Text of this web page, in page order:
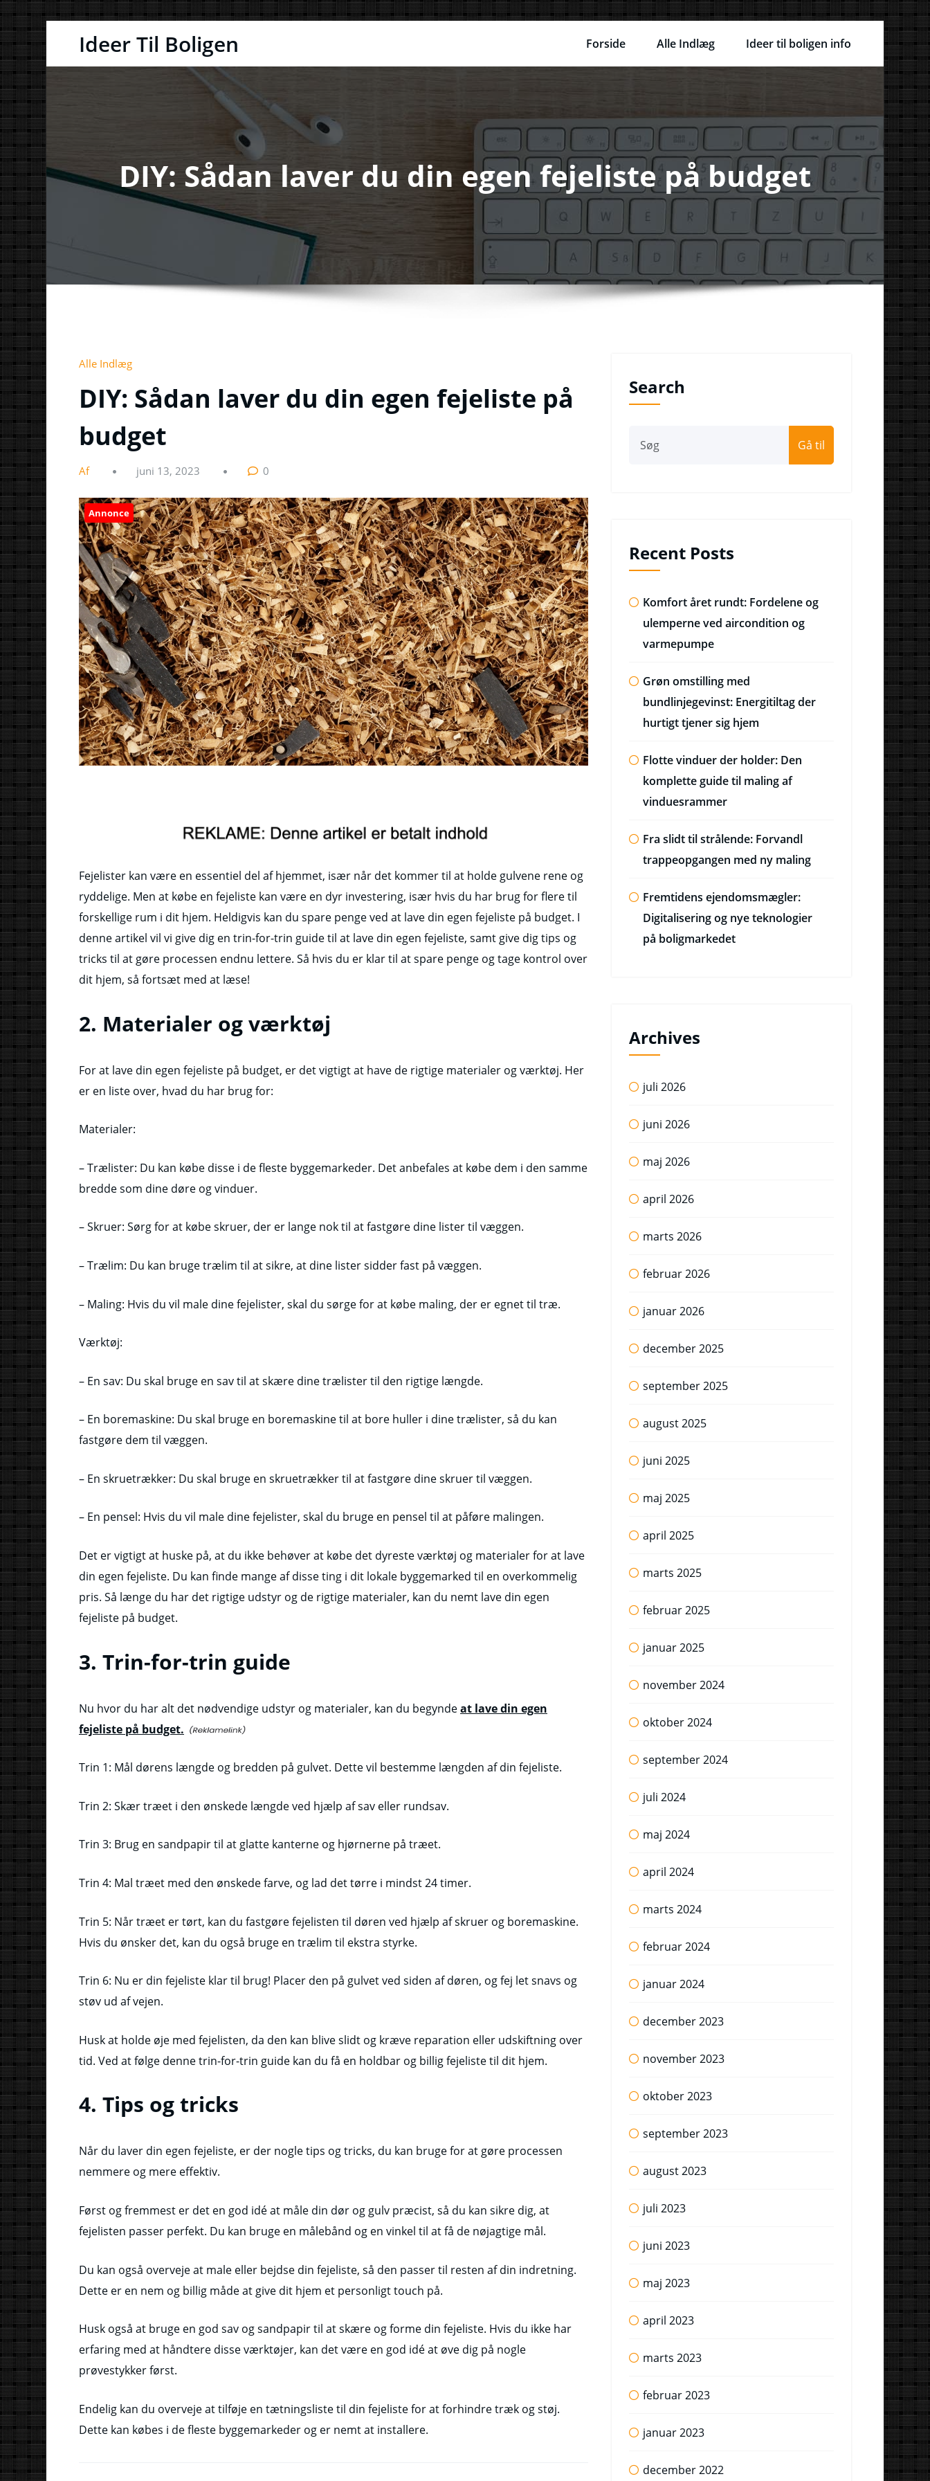
Ideer Til Boligen Forside Alle Indlæg Ideer til boligen info
DIY: Sådan laver du din egen fejeliste på budget
Alle Indlæg
DIY: Sådan laver du din egen fejeliste på
budget
Af juni 13, 2023 0
Annonce
Fejelister kan være en essentiel del af hjemmet, især når det kommer til at holde gulvene rene og
ryddelige. Men at købe en fejeliste kan være en dyr investering, især hvis du har brug for flere til
forskellige rum i dit hjem. Heldigvis kan du spare penge ved at lave din egen fejeliste på budget. I
denne artikel vil vi give dig en trin-for-trin guide til at lave din egen fejeliste, samt give dig tips og
tricks til at gøre processen endnu lettere. Så hvis du er klar til at spare penge og tage kontrol over
dit hjem, så fortsæt med at læse!
2. Materialer og værktøj
For at lave din egen fejeliste på budget, er det vigtigt at have de rigtige materialer og værktøj. Her
er en liste over, hvad du har brug for:
Materialer:
– Trælister: Du kan købe disse i de fleste byggemarkeder. Det anbefales at købe dem i den samme
bredde som dine døre og vinduer.
– Skruer: Sørg for at købe skruer, der er lange nok til at fastgøre dine lister til væggen.
– Trælim: Du kan bruge trælim til at sikre, at dine lister sidder fast på væggen.
– Maling: Hvis du vil male dine fejelister, skal du sørge for at købe maling, der er egnet til træ.
Værktøj:
– En sav: Du skal bruge en sav til at skære dine trælister til den rigtige længde.
– En boremaskine: Du skal bruge en boremaskine til at bore huller i dine trælister, så du kan
fastgøre dem til væggen.
– En skruetrækker: Du skal bruge en skruetrækker til at fastgøre dine skruer til væggen.
– En pensel: Hvis du vil male dine fejelister, skal du bruge en pensel til at påføre malingen.
Det er vigtigt at huske på, at du ikke behøver at købe det dyreste værktøj og materialer for at lave
din egen fejeliste. Du kan finde mange af disse ting i dit lokale byggemarked til en overkommelig
pris. Så længe du har det rigtige udstyr og de rigtige materialer, kan du nemt lave din egen
fejeliste på budget.
3. Trin-for-trin guide
Nu hvor du har alt det nødvendige udstyr og materialer, kan du begyndeat lave din egen
fejeliste på budget.
Trin 1: Mål dørens længde og bredden på gulvet. Dette vil bestemme længden af din fejeliste.
Trin 2: Skær træet i den ønskede længde ved hjælp af sav eller rundsav.
Trin 3: Brug en sandpapir til at glatte kanterne og hjørnerne på træet.
Trin 4: Mal træet med den ønskede farve, og lad det tørre i mindst 24 timer.
Trin 5: Når træet er tørt, kan du fastgøre fejelisten til døren ved hjælp af skruer og boremaskine.
Hvis du ønsker det, kan du også bruge en trælim til ekstra styrke.
Trin 6: Nu er din fejeliste klar til brug! Placer den på gulvet ved siden af døren, og fej let snavs og
støv ud af vejen.
Husk at holde øje med fejelisten, da den kan blive slidt og kræve reparation eller udskiftning over
tid. Ved at følge denne trin-for-trin guide kan du få en holdbar og billig fejeliste til dit hjem.
4. Tips og tricks
Når du laver din egen fejeliste, er der nogle tips og tricks, du kan bruge for at gøre processen
nemmere og mere effektiv.
Først og fremmest er det en god idé at måle din dør og gulv præcist, så du kan sikre dig, at
fejelisten passer perfekt. Du kan bruge en målebånd og en vinkel til at få de nøjagtige mål.
Du kan også overveje at male eller bejdse din fejeliste, så den passer til resten af din indretning.
Dette er en nem og billig måde at give dit hjem et personligt touch på.
Husk også at bruge en god sav og sandpapir til at skære og forme din fejeliste. Hvis du ikke har
erfaring med at håndtere disse værktøjer, kan det være en god idé at øve dig på nogle
prøvestykker først.
Endelig kan du overveje at tilføje en tætningsliste til din fejeliste for at forhindre træk og støj.
Dette kan købes i de fleste byggemarkeder og er nemt at installere.
Search
Gå til
Recent Posts
Komfort året rundt: Fordelene og
ulemperne ved aircondition og
varmepumpe
Grøn omstilling med
bundlinjegevinst: Energitiltag der
hurtigt tjener sig hjem
Flotte vinduer der holder: Den
komplette guide til maling af
vinduesrammer
Fra slidt til strålende: Forvandl
trappeopgangen med ny maling
Fremtidens ejendomsmægler:
Digitalisering og nye teknologier
på boligmarkedet
Archives
juli 2026
juni 2026
maj 2026
april 2026
marts 2026
februar 2026
januar 2026
december 2025
september 2025
august 2025
juni 2025
maj 2025
april 2025
marts 2025
februar 2025
januar 2025
november 2024
oktober 2024
september 2024
juli 2024
maj 2024
april 2024
marts 2024
februar 2024
januar 2024
december 2023
november 2023
oktober 2023
september 2023
august 2023
juli 2023
juni 2023
maj 2023
april 2023
marts 2023
februar 2023
januar 2023
december 2022